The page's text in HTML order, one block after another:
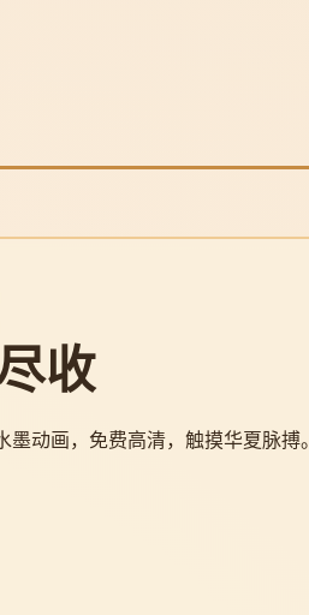
收
动画，免费高清，触摸华夏脉搏。